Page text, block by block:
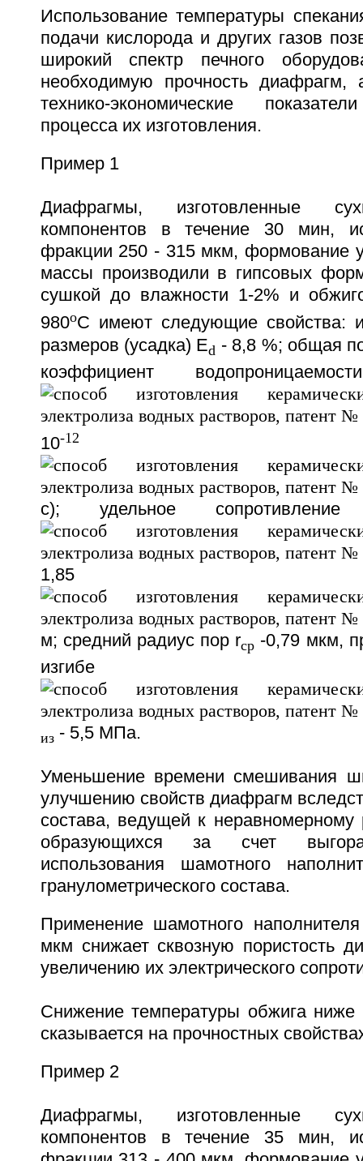
Использование температуры
подачи кислорода и других газов
широкий спектр печного
необходимую прочность
технико-экономические
процесса их изготовления.
Пример 1
Диафрагмы, изготовленные
компонентов в течение 30 мин,
фракции 250 - 315 мкм, формование
массы производили в гипсовых
сушкой до влажности 1-2% и
980oС имеют следующие свойства:
размеров (усадка) Еd - 8,8 %; общая
коэффициент
10-12
с); удельное
1,85
м; средний радиус пор rcр -0,79 мкм,
изгибе
из- 5,5 МПа.
Уменьшение времени смешивания
улучшению свойств диафрагм
состава, ведущей к
образующихся за счет
использования шамотного
гранулометрического состава.
Применение шамотного
мкм снижает сквозную пористость
увеличению их электрического
Снижение температуры обжига ниже
сказывается на прочностных
Пример 2
Диафрагмы, изготовленные
компонентов в течение 35 мин,